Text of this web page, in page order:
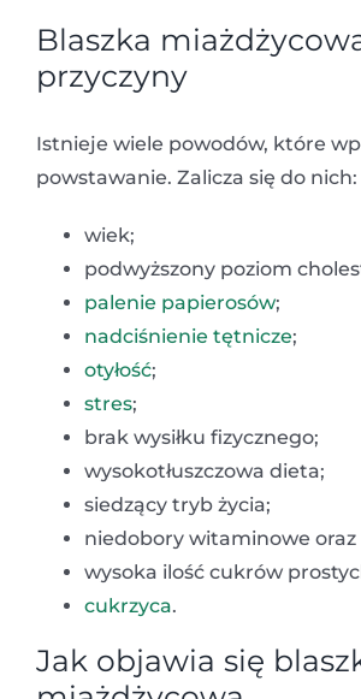
Blaszka
przyczyny
Istnieje wiele powodów, które
powstawanie. Zalicza się do nich:
wiek;
podwyższony poziom
palenie papierosów;
nadciśnienie tętnicze;
otyłość;
stres;
brak wysiłku fizycznego;
wysokotłuszczowa dieta;
siedzący tryb życia;
niedobory witaminowe oraz
wysoka ilość cukrów
cukrzyca.
Jak objawia się